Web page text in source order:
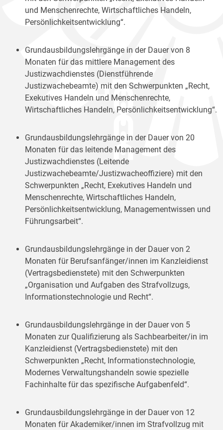
und Menschenrechte, Wirtschaftliches Handeln,
Persönlichkeitsentwicklung“.
Grundausbildungslehrgänge in der Dauer von 8
Monaten für das mittlere Management des
Justizwachdienstes (Dienstführende
Justizwachebeamte) mit den Schwerpunkten „Recht,
Exekutives Handeln und Menschenrechte,
Wirtschaftliches Handeln, Persönlichkeitsentwicklung“.
Grundausbildungslehrgänge in der Dauer von 20
Monaten für das leitende Management des
Justizwachdienstes (Leitende
Justizwachebeamte/Justizwacheoffiziere) mit den
Schwerpunkten „Recht, Exekutives Handeln und
Menschenrechte, Wirtschaftliches Handeln,
Persönlichkeitsentwicklung, Managementwissen und
Führungsarbeit“.
Grundausbildungslehrgänge in der Dauer von 2
Monaten für Berufsanfänger/innen im Kanzleidienst
(Vertragsbedienstete) mit den Schwerpunkten
„Organisation und Aufgaben des Strafvollzugs,
Informationstechnologie und Recht“.
Grundausbildungslehrgänge in der Dauer von 5
Monaten zur Qualifizierung als Sachbearbeiter/in im
Kanzleidienst (Vertragsbedienstete) mit den
Schwerpunkten „Recht, Informationstechnologie,
Modernes Verwaltungshandeln sowie spezielle
Fachinhalte für das spezifische Aufgabenfeld“.
Grundausbildungslehrgänge in der Dauer von 12
Monaten für Akademiker/innen im Strafvollzug mit